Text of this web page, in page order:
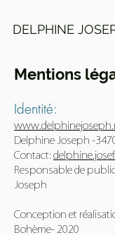
DELPHINE
Mentions
Identité:
Delphine Joseph -
Contact:
Responsable de
Joseph
Conception et
Bohème- 2020